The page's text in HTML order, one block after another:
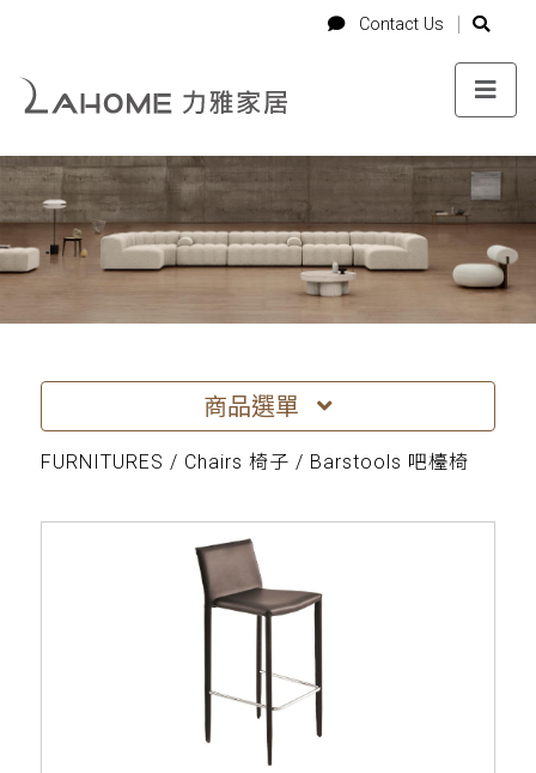
Contact Us
Contact Us
商品選單
FURNITURES / Chairs 椅子 / Barstools 吧檯椅